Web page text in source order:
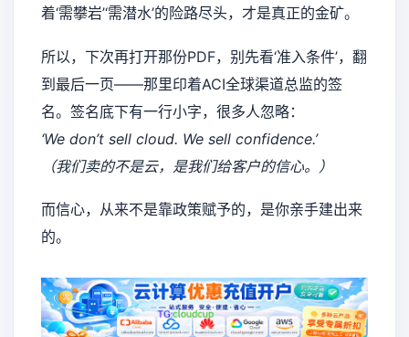
着‘需攀岩’‘需潜水’的险路尽头，才是真正的金矿。
所以，下次再打开那份PDF，别先看‘准入条件’，翻
到最后一页——那里印着ACI全球渠道总监的签
名。签名底下有一行小字，很多人忽略：
‘We don’t sell cloud. We sell confidence.’
（我们卖的不是云，是我们给客户的信心。）
而信心，从来不是靠政策赋予的，是你亲手建出来
的。